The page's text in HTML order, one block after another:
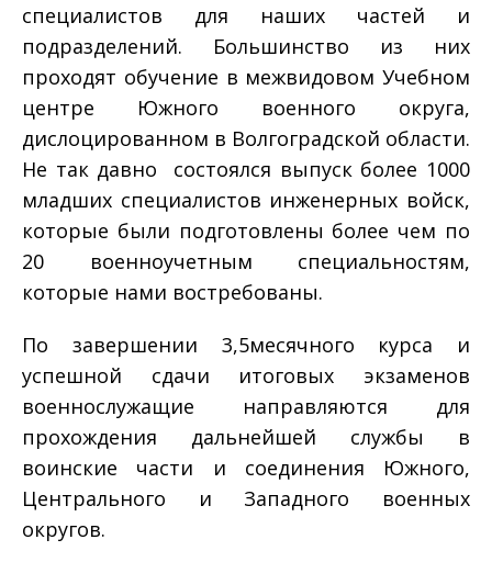
специалистов для наших частей и
подразделений. Большинство из них
проходят обучение в межвидовом Учебном
центре Южного военного округа,
дислоцированном в Волгоградской области.
Не так давно состоялся выпуск более 1000
младших специалистов инженерных войск,
которые были подготовлены более чем по
20 военно­учетным специальностям,
которые нами востребованы.
По завершении 3,5­месячного курса и
успешной сдачи итоговых экзаменов
военнослужащие направляются для
прохождения дальнейшей службы в
воинские части и соединения Южного,
Центрального и Западного военных
округов.